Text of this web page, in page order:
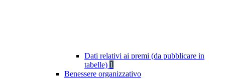
Dati relativi ai premi (da pubblicare in
tabelle) 1
Benessere organizzativo